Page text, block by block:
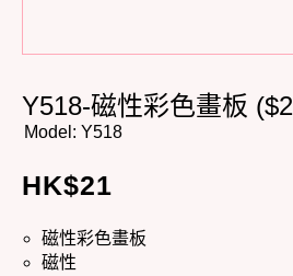
Y518-磁性彩色畫板
Model: Y518
HK$21
磁性彩色畫板
磁性